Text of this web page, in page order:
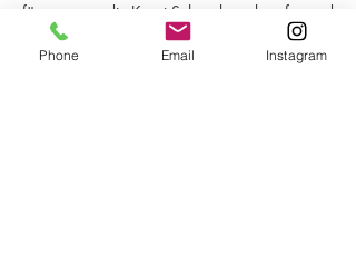
für angewandte Kunst Schneeberg berufen und
übte dies bis 1990 aus. Ende der 70er Jahre
begann er mit den ersten abstrakten Arbeiten
Phone Email Instagram